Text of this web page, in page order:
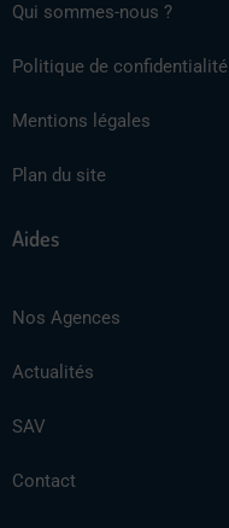
Qui sommes-nous ?
Politique de confidentialité
Mentions légales
Plan du site
Aides
Nos Agences
Actualités
SAV
Contact